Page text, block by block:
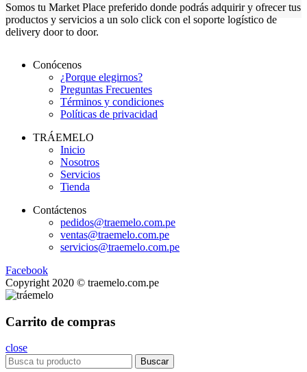
Somos tu Market Place preferido donde podrás adquirir y ofrecer tus
productos y servicios a un solo click con el soporte logístico de
delivery door to door.
Conócenos
¿Porque elegirnos?
Preguntas Frecuentes
Términos y condiciones
Políticas de privacidad
TRÁEMELO
Inicio
Nosotros
Servicios
Tienda
Contáctenos
pedidos@traemelo.com.pe
ventas@traemelo.com.pe
servicios@traemelo.com.pe
Facebook
Copyright 2020 © traemelo.com.pe
Carrito de compras
close
Buscar